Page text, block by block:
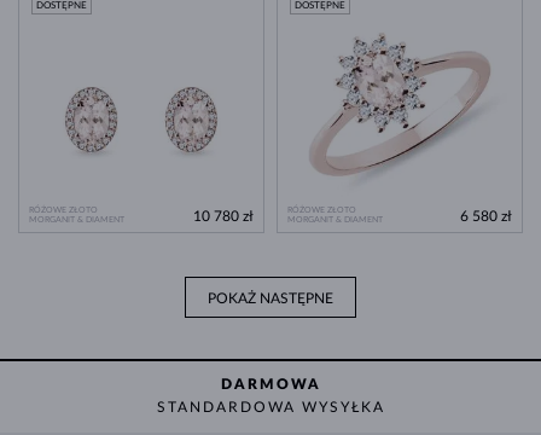
RÓŻOWE ZŁOTO
MORGANIT & DIAMENT
DOSTĘPNE
10 780 zł
RÓŻOWE ZŁOTO
MORGANIT & DIAMENT
DOSTĘPNE
6 580 zł
POKAŻ NASTĘPNE
DARMOWA
STANDARDOWA WYSYŁKA